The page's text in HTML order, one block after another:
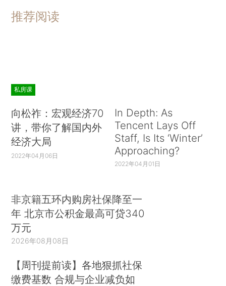
推荐阅读
私房课
向松祚：宏观经济70
讲，带你了解国内外
经济大局
2022年04月06日
In Depth: As
Tencent Lays Off
Staff, Is Its ‘Winter’
Approaching?
2022年04月01日
非京籍五环内购房社保降至一
年 北京市公积金最高可贷340
万元
2026年08月08日
【周刊提前读】各地狠抓社保
缴费基数 合规与企业减负如